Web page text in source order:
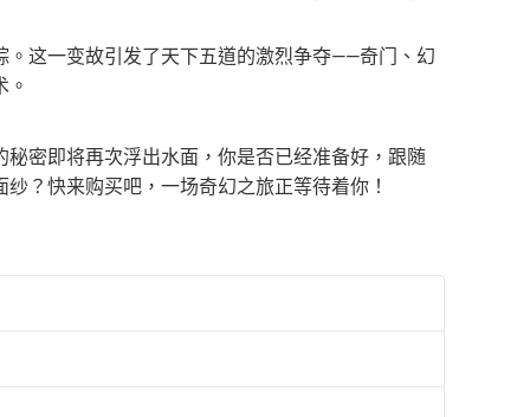
这一变故引发了天下五道的激烈争夺——奇门、幻
密即将再次浮出水面，你是否已经准备好，跟随
？快来购买吧，一场奇幻之旅正等待着你！